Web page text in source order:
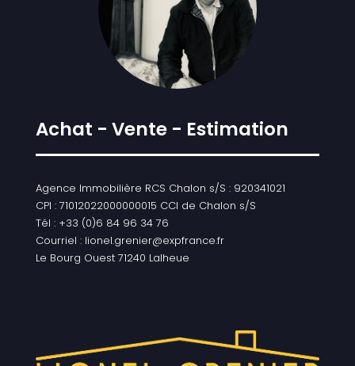
Achat - Vente - Estimation
Agence Immobilière RCS Chalon s/S : 920341021
CPI : 71012022000000015 CCI de Chalon s/S
Tél : +33 (0)6 84 96 34 76
Courriel : lionel.grenier@expfrance.fr
Le Bourg Ouest 71240 Lalheue